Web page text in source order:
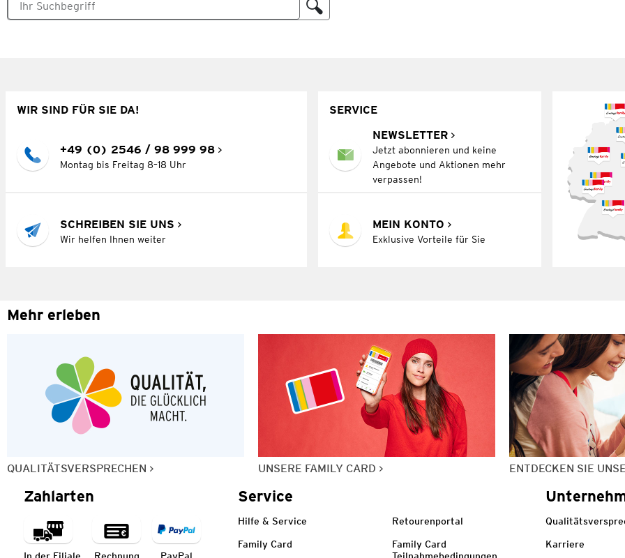
WIR SIND FÜR SIE DA!
+49 (0) 2546 / 98 999 98
Montag bis Freitag 8–18 Uhr
SCHREIBEN SIE UNS
Wir helfen Ihnen weiter
SERVICE
NEWSLETTER
Jetzt abonnieren und keine
Angebote und Aktionen mehr
verpassen!
MEIN KONTO
Exklusive Vorteile für Sie
Mehr erleben
QUALITÄTSVERSPRECHEN UNSERE FAMILY CARD ENTDECKEN SIE
Zahlarten Service
Hilfe & Service Retourenportal
Family Card
Family Card
Karriere